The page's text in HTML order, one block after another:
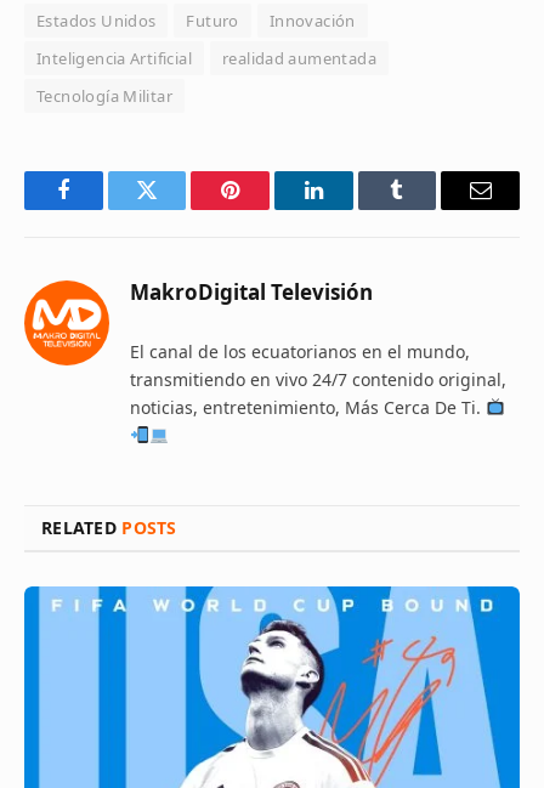
Estados Unidos
Futuro
Innovación
Inteligencia Artificial
realidad aumentada
Tecnología Militar
FacebookTwitter Pinterest LinkedInTumblr Email
MakroDigital Televisión
El canal de los ecuatorianos en el mundo,
transmitiendo en vivo 24/7 contenido original,
noticias, entretenimiento, Más Cerca De Ti.
RELATED POSTS